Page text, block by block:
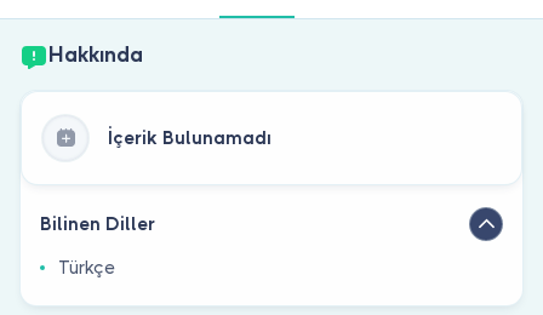
Hakkında
İçerik Bulunamadı
Bilinen Diller
Türkçe